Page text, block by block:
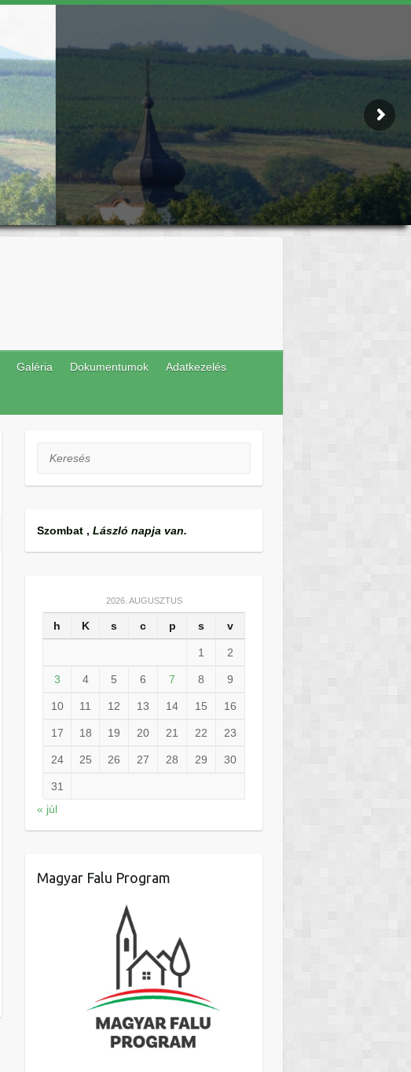
Galéria Dokumentumok Adatkezelés
Keresés
Szombat , László napja van.
2026. AUGUSZTUS
h K s c p s v
1 2
3 4 5 6 7 8 9
10 11 12 13 14 15 16
17 18 19 20 21 22 23
24 25 26 27 28 29 30
31
« júl
Magyar Falu Program